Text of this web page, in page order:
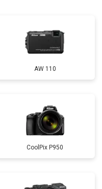
AW 110
CoolPix P950